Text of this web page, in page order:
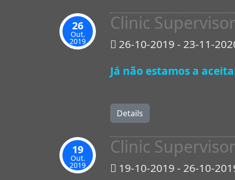
26
Out.
2019
Clinic
26-10-2019 - 23-11-
Já não estamos a
Details
19
Out.
2019
Clinic
19-10-2019 - 26-10-